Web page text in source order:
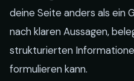
deine Seite anders als ein
nach klaren Aussagen,
strukturierten
formulieren kann.